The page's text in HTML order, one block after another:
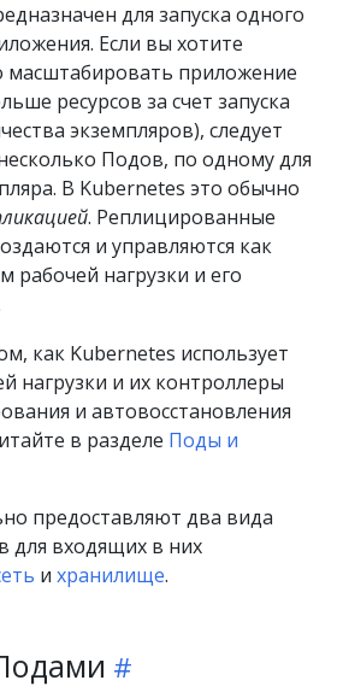
для запуска одного
Если вы хотите
масштабировать приложение
ресурсов за счет запуска
экземпляров), следует
Подов, по одному для
В Kubernetes это обычно
. Реплицированные
и управляются как
рабочей нагрузки и его
как Kubernetes использует
нагрузки и их контроллеры
и автовосстановления
в разделе Поды и
предоставляют два вида
для входящих в них
и хранилище.